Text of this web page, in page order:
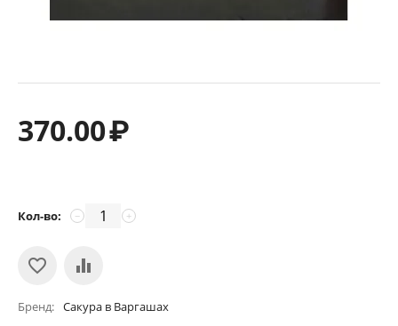
370.00₽
Кол-во: +
−
Бренд Сакура в Варгашах